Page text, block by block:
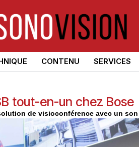
CONTENU SERVICES
tout-en-un chez Bose
de visioconférence avec un